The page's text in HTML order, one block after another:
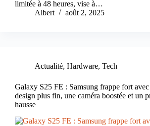
limitée à 48 heures, vise à…
Albert
août 2, 2025
Actualité, Hardware, Tech
Galaxy S25 FE : Samsung frappe fort
design plus fin, une caméra boostée et un
hausse